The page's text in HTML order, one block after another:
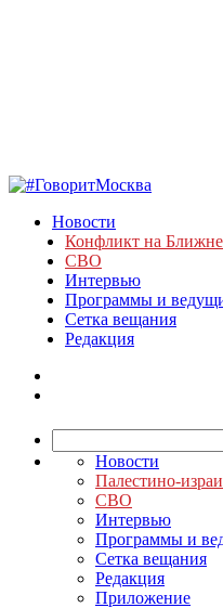
Новости
Конфликт на
СВО
Интервью
Программы и
Сетка вещания
Редакция
Новости
Палестино-
СВО
Интервью
Программы и
Сетка вещания
Редакция
Приложение